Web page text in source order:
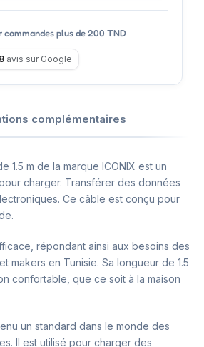
commandes plus de 200 TND
avis sur Google
complémentaires
1.5 m de la marque ICONIX est un
charger. Transférer des données
Ce câble est conçu pour
répondant ainsi aux besoins des
makers en Tunisie. Sa longueur de 1.5
confortable, que ce soit à la maison
un standard dans le monde des
Il est utilisé pour charger des